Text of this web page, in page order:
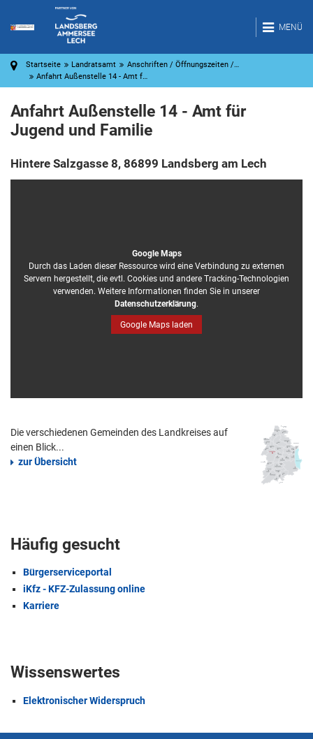
MENÜ
Startseite Landratsamt
Anschriften / Öffnungszeiten /…
Anfahrt Außenstelle 14 - Amt f…
Anfahrt Außenstelle 14 - Amt für
Jugend und Familie
Hintere Salzgasse 8, 86899 Landsberg am Lech
Google Maps
Durch das Laden dieser Ressource wird eine Verbindung zu externen
Servern hergestellt, die evtl. Cookies und andere Tracking-Technologien
verwenden. Weitere Informationen finden Sie in unserer
Datenschutzerklärung.
Google Maps laden
Die verschiedenen Gemeinden des Landkreises auf
einen Blick...
zur Übersicht
Häufig gesucht
Bürgerserviceportal
iKfz - KFZ-Zulassung online
Karriere
Wissenswertes
Elektronischer Widerspruch